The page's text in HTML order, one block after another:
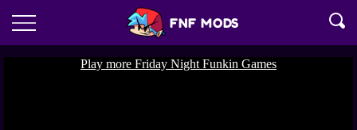
FNF MODS